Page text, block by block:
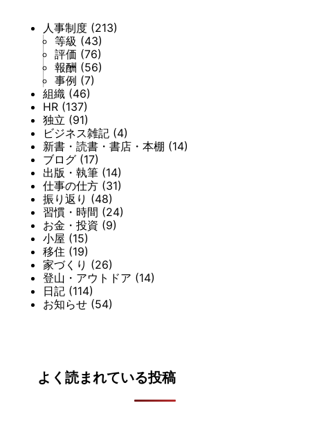
人事制度 (213)
等級 (43)
評価 (76)
報酬 (56)
事例 (7)
組織 (46)
HR (137)
独立 (91)
ビジネス雑記 (4)
新書・読書・書店・本棚 (14)
ブログ (17)
出版・執筆 (14)
仕事の仕方 (31)
振り返り (48)
習慣・時間 (24)
お金・投資 (9)
小屋 (15)
移住 (19)
家づくり (26)
登山・アウトドア (14)
日記 (114)
お知らせ (54)
よく読まれている投稿